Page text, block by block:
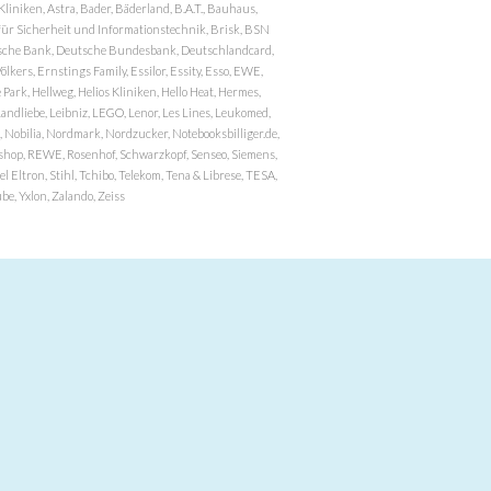
Astra, Bader, Bäderland, B.A.T., Bauhaus,
Sicherheit und Informationstechnik, Brisk, BSN
Bank, Deutsche Bundesbank, Deutschlandcard,
Ernstings Family, Essilor, Essity, Esso, EWE,
Hellweg, Helios Kliniken, Hello Heat, Hermes,
Leibniz, LEGO, Lenor, Les Lines, Leukomed,
Nordmark, Nordzucker, Notebooksbilliger.de,
REWE, Rosenhof, Schwarzkopf, Senseo, Siemens,
Stihl, Tchibo, Telekom, Tena & Librese, TESA,
Yxlon, Zalando, Zeiss